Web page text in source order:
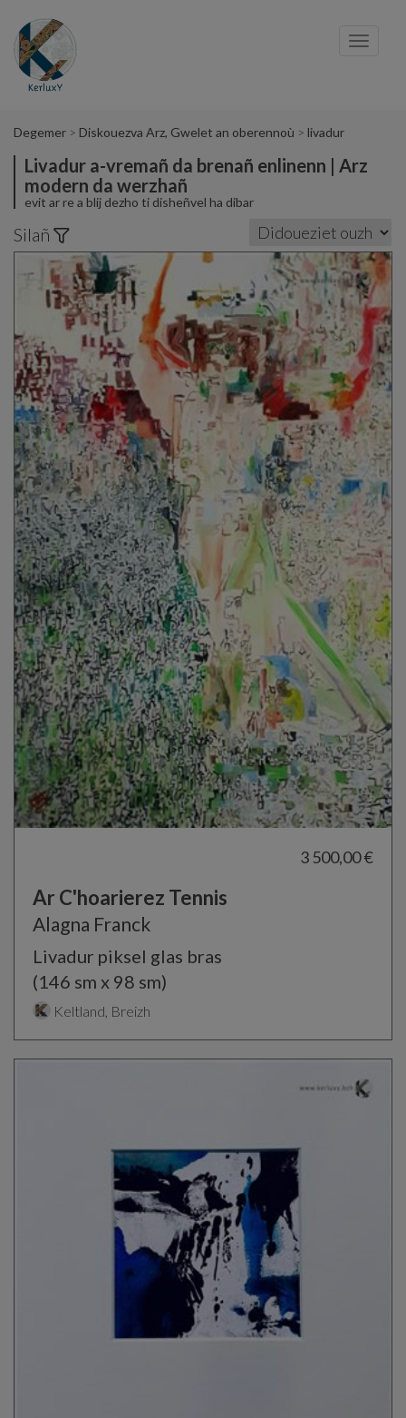
Degemer Diskouezva Arz, Gwelet an oberennoù livadur
Livadur a-vremañ da brenañ enlinenn | Arz
modern da werzhañ
evit ar re a blij dezho ti disheñvel ha dibar
Silañ
3 500,00 €
Ar C'hoarierez Tennis
Alagna Franck
Livadur piksel glas bras
(146 sm x 98 sm)
Keltland, Breizh